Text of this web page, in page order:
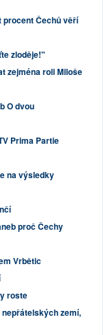
Čechů věří
zloděje!"
zejména roli Miloše
O dvou
Prima Partie
na výsledky
proč Čechy
Vrbětic
roste
zemí,